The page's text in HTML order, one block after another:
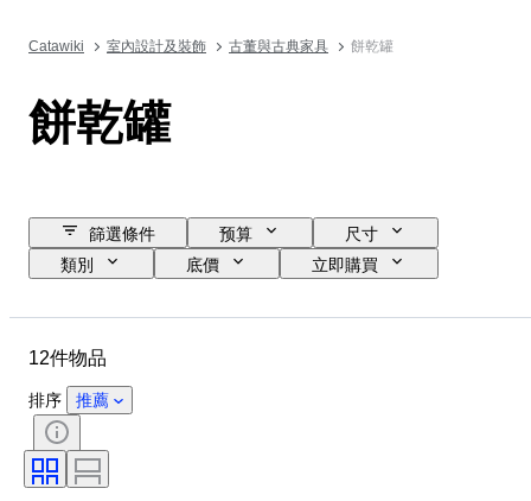
Catawiki 室內設計及裝飾 古董與古典家具 餅乾罐
餅乾罐
篩選條件 预算
尺寸
類別
底價
立即購買
狀態
顏色
12件物品
排序 推薦